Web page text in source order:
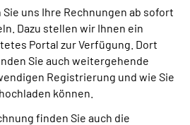
uns Ihre Rechnungen ab sofort
Dazu stellen wir Ihnen ein
Portal zur Verfügung. Dort
Sie auch weitergehende
Registrierung und wie Sie
können.
finden Sie auch die